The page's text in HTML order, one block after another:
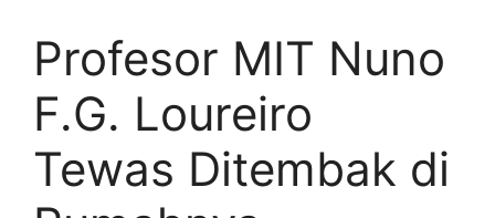
Profesor MIT Nuno
F.G. Loureiro
Tewas Ditembak di